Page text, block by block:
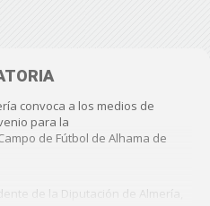
convoca a los medios de
para la
de Fútbol de Alhama de
de la Diputación de Almería,